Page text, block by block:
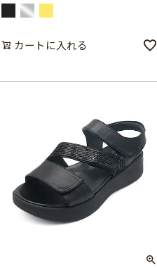
カートに入れる